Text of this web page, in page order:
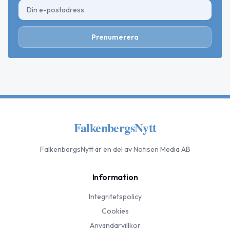
Prenumerera
FalkenbergsNytt
FalkenbergsNyttär en del av Notisen Media AB
Information
Integritetspolicy
Cookies
Användarvillkor